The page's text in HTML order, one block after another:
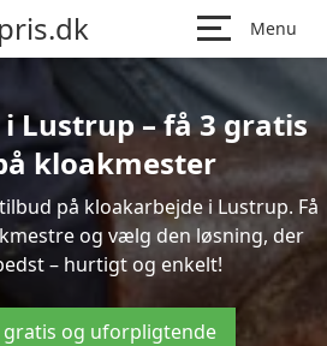
Menu
Lustrup – få 3 gratis
kloakmester
på kloakarbejde i Lustrup. Få
og vælg den løsning, der
– hurtigt og enkelt!
gratis og uforpligtende